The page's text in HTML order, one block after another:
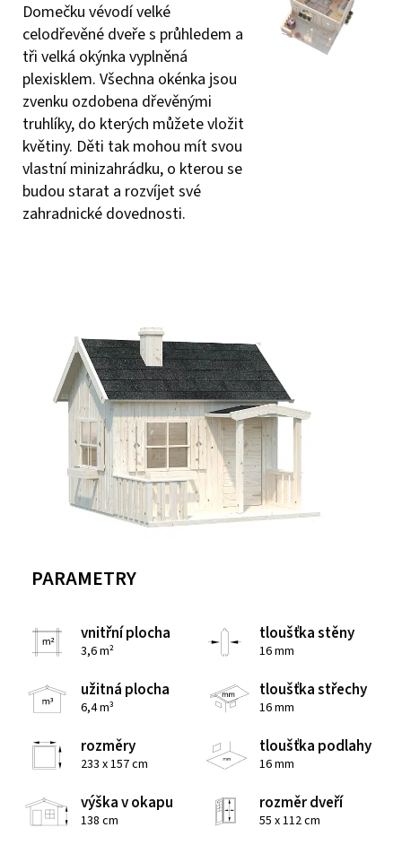
Domečku vévodí velké
celodřevěné dveře s průhledem a
tři velká okýnka vyplněná
plexisklem. Všechna okénka jsou
zvenku ozdobena dřevěnými
truhlíky, do kterých můžete vložit
květiny. Děti tak mohou mít svou
vlastní minizahrádku, o kterou se
budou starat a rozvíjet své
zahradnické dovednosti.
PARAMETRY
vnitřní plocha
3,6 m²
tloušťka stěny
16 mm
užitná plocha
6,4 m³
tloušťka střechy
16 mm
rozměry
233 x 157 cm
tloušťka podlahy
16 mm
výška v okapu
138 cm
rozměr dveří
55 x 112 cm